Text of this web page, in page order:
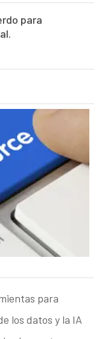
para
para
los datos y la IA